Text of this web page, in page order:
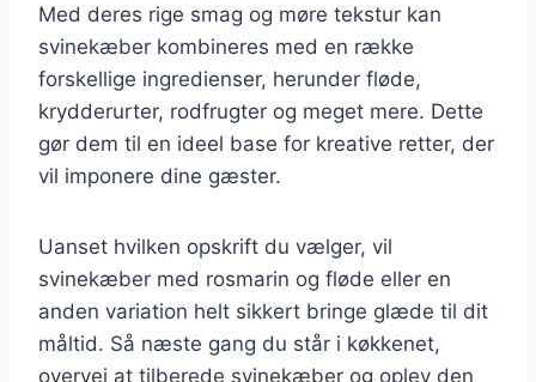
Med deres rige smag og møre tekstur kan
svinekæber kombineres med en række
forskellige ingredienser, herunder fløde,
krydderurter, rodfrugter og meget mere. Dette
gør dem til en ideel base for kreative retter, der
vil imponere dine gæster.
Uanset hvilken opskrift du vælger, vil
svinekæber med rosmarin og fløde eller en
anden variation helt sikkert bringe glæde til dit
måltid. Så næste gang du står i køkkenet,
overvej at tilberede svinekæber og oplev den